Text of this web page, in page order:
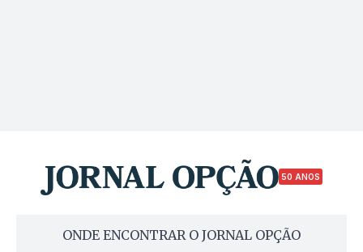
50 ANOS
ONDE ENCONTRAR O JORNAL OPÇÃO